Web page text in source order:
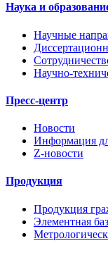
Наука и
Научные
Научно-
Пресс-центр
Новости
Информация
Z-новости
Продукция
Продукция
Элементная